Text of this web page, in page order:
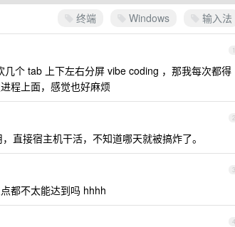
终端 Windows 输入法
1
个 tab 上下左右分屏 vibe coding ，那我每次都得
程上面，感觉也好麻烦
2
直接宿主机干活，不知道哪天就被搞炸了。
3
都不太能达到吗 hhhh
4